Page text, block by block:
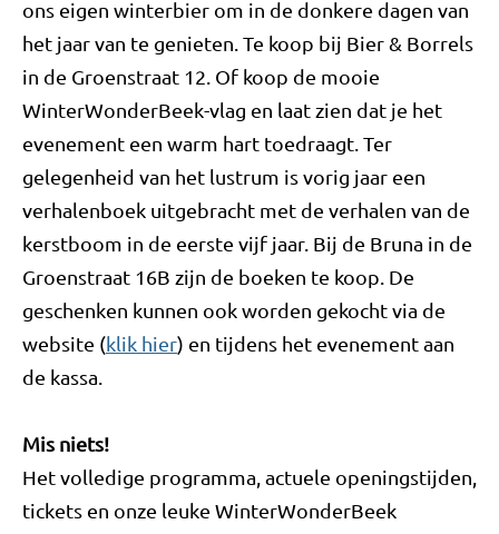
ons eigen winterbier om in de donkere dagen van
het jaar van te genieten. Te koop bij Bier & Borrels
in de Groenstraat 12. Of koop de mooie
WinterWonderBeek-vlag en laat zien dat je het
evenement een warm hart toedraagt. Ter
gelegenheid van het lustrum is vorig jaar een
verhalenboek uitgebracht met de verhalen van de
kerstboom in de eerste vijf jaar. Bij de Bruna in de
Groenstraat 16B zijn de boeken te koop. De
geschenken kunnen ook worden gekocht via de
website (klik hier) en tijdens het evenement aan
de kassa.
Mis niets!
Het volledige programma, actuele openingstijden,
tickets en onze leuke WinterWonderBeek